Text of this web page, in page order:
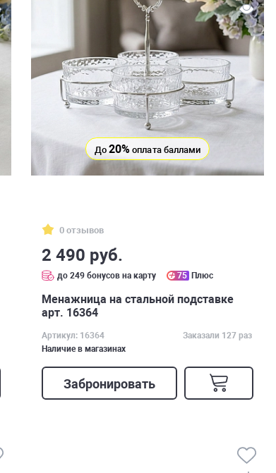
До20% оплата баллами
0 отзывов
2 490 руб.
до 249 бонусов на карту 75 Плюс
Менажница на стальной подставке
арт. 16364
Артикул: 16364
Заказали 127 раз
Наличие в магазинах
Забронировать